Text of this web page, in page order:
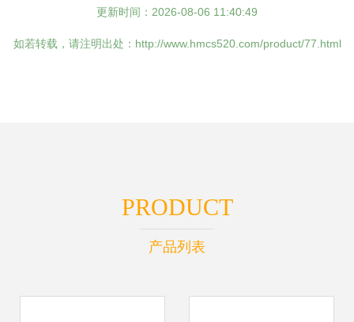
更新时间：2026-08-06 11:40:49
如若转载，请注明出处：http://www.hmcs520.com/product/77.html
PRODUCT
产品列表